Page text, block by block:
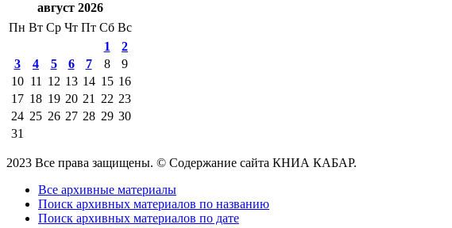
август 2026
Пн Вт Ср Чт Пт Сб Вс
1
2
3
4 5 6 7 8
9
10 11 12 13 14 15 16
17 18 19 20 21 22 23
24 25 26 27 28 29 30
31
2023 Все права защищены. © Содержание сайта КНИА КАБАР.
Все архивные материалы
Поиск архивных материалов по названию
Поиск архивных материалов по дате